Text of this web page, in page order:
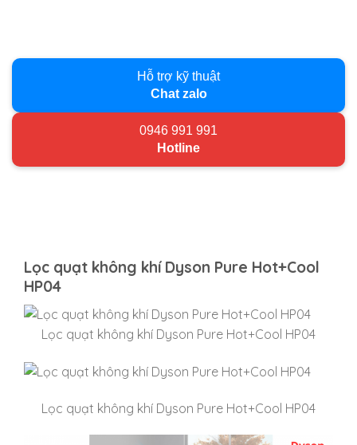
Hỗ trợ kỹ thuật
Chat zalo
0946 991 991
Hotline
Lọc quạt không khí Dyson Pure Hot+Cool
HP04
Lọc quạt không khí Dyson Pure Hot+Cool HP04
Lọc quạt không khí Dyson Pure Hot+Cool HP04